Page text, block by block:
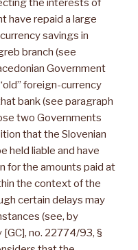
the interests of
have repaid a large
savings in
branch (see
Government
foreign-currency
bank (see paragraph
two Governments
that the Slovenian
held liable and have
for the amounts paid at
the context of the
certain delays may
(see, by
no. 22774/93, §